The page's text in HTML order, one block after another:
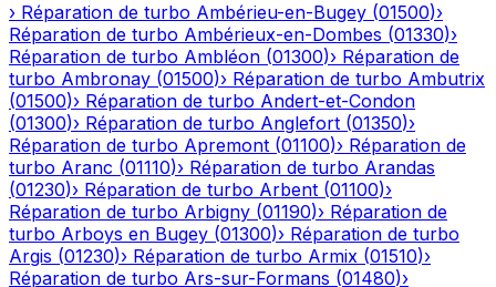
› Réparation de turbo Ambérieu-en-Bugey (01500)›
Réparation de turbo Ambérieux-en-Dombes (01330)›
Réparation de turbo Ambléon (01300)› Réparation de
turbo Ambronay (01500)› Réparation de turbo Ambutrix
(01500)› Réparation de turbo Andert-et-Condon
(01300)› Réparation de turbo Anglefort (01350)›
Réparation de turbo Apremont (01100)› Réparation de
turbo Aranc (01110)› Réparation de turbo Arandas
(01230)› Réparation de turbo Arbent (01100)›
Réparation de turbo Arbigny (01190)› Réparation de
turbo Arboys en Bugey (01300)› Réparation de turbo
Argis (01230)› Réparation de turbo Armix (01510)›
Réparation de turbo Ars-sur-Formans (01480)›